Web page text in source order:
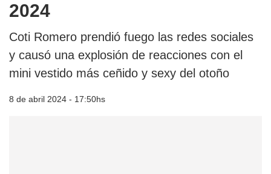
2024
Coti Romero prendió fuego las redes sociales
y causó una explosión de reacciones con el
mini vestido más ceñido y sexy del otoño
8 de abril 2024 - 17:50hs